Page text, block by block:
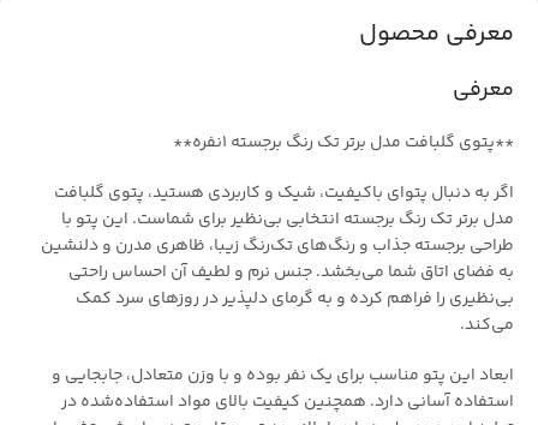
معرفی محصول
معرفی
**پتوی گلبافت مدل برتر تک رنگ برجسته ۱نفره**
اگر به دنبال پتو‌ای باکیفیت، شیک و کاربردی هستید، پتوی گلبافت
مدل برتر تک رنگ برجسته انتخابی بی‌نظیر برای شماست. این پتو با
طراحی برجسته جذاب و رنگ‌های تک‌رنگ زیبا، ظاهری مدرن و دلنشین
به فضای اتاق شما می‌بخشد. جنس نرم و لطیف آن احساس راحتی
بی‌نظیری را فراهم کرده و به گرمای دلپذیر در روزهای سرد کمک
می‌کند.
ابعاد این پتو مناسب برای یک نفر بوده و با وزن متعادل، جابجایی و
استفاده آسانی دارد. همچنین کیفیت بالای مواد استفاده‌شده در